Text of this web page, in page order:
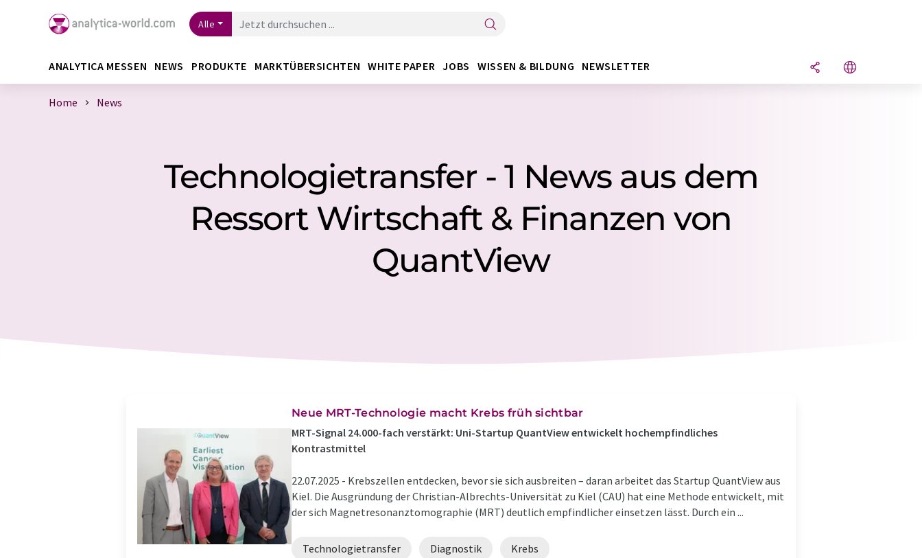
Alle
ANALYTICA MESSEN NEWS PRODUKTE MARKTÜBERSICHTEN WHITE PAPER JOBS WISSEN & BILDUNG NEWSLETTER
Home News
Technologietransfer - 1 News aus dem
Ressort Wirtschaft & Finanzen von
QuantView
Neue MRT-Technologie macht Krebs früh sichtbar
MRT-Signal 24.000-fach verstärkt: Uni-Startup QuantView entwickelt hochempfindliches
Kontrastmittel
22.07.2025 - Krebszellen entdecken, bevor sie sich ausbreiten – daran arbeitet das Startup QuantView aus
Kiel. Die Ausgründung der Christian-Albrechts-Universität zu Kiel (CAU) hat eine Methode entwickelt, mit
der sich Magnetresonanztomographie (MRT) deutlich empfindlicher einsetzen lässt. Durch ein ...
Technologietransfer Diagnostik Krebs